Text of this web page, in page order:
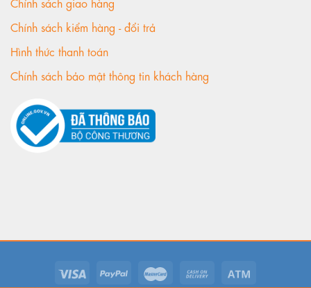
Chính sách kiểm hàng - đổi trả
Hình thức thanh toán
Chính sách bảo mật thông tin khách hàng